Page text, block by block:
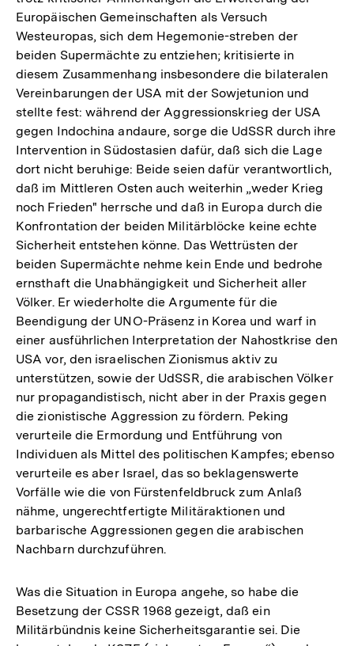
Europäischen Gemeinschaften als Versuch
Westeuropas, sich dem Hegemonie-streben der
beiden Supermächte zu entziehen; kritisierte in
diesem Zusammenhang insbesondere die bilateralen
Vereinbarungen der USA mit der Sowjetunion und
stellte fest: während der Aggressionskrieg der USA
gegen Indochina andaure, sorge die UdSSR durch ihre
Intervention in Südostasien dafür, daß sich die Lage
dort nicht beruhige: Beide seien dafür verantwortlich,
daß im Mittleren Osten auch weiterhin „weder Krieg
noch Frieden" herrsche und daß in Europa durch die
Konfrontation der beiden Militärblöcke keine echte
Sicherheit entstehen könne. Das Wettrüsten der
beiden Supermächte nehme kein Ende und bedrohe
ernsthaft die Unabhängigkeit und Sicherheit aller
Völker. Er wiederholte die Argumente für die
Beendigung der UNO-Präsenz in Korea und warf in
einer ausführlichen Interpretation der Nahostkrise den
USA vor, den israelischen Zionismus aktiv zu
unterstützen, sowie der UdSSR, die arabischen Völker
nur propagandistisch, nicht aber in der Praxis gegen
die zionistische Aggression zu fördern. Peking
verurteile die Ermordung und Entführung von
Individuen als Mittel des politischen Kampfes; ebenso
verurteile es aber Israel, das so beklagenswerte
Vorfälle wie die von Fürstenfeldbruck zum Anlaß
nähme, ungerechtfertigte Militäraktionen und
barbarische Aggressionen gegen die arabischen
Nachbarn durchzuführen.
Was die Situation in Europa angehe, so habe die
Besetzung der CSSR 1968 gezeigt, daß ein
Militärbündnis keine Sicherheitsgarantie sei. Die